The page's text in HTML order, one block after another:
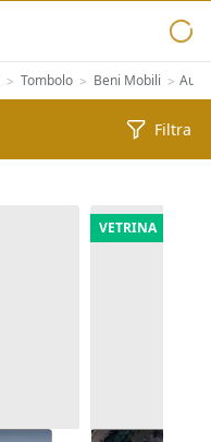
> Tombolo > Beni Mobili >
Filtra
VETRINA